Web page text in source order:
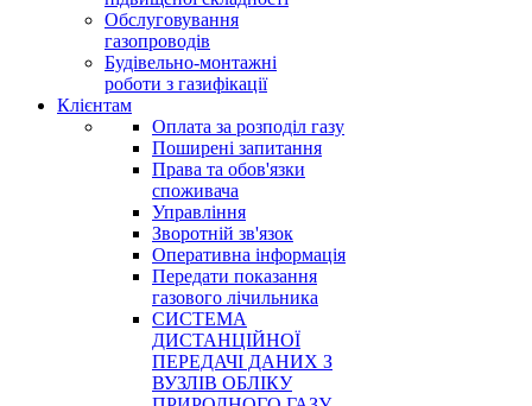
Обслуговування
газопроводів
Будівельно-монтажні
роботи з газифікації
Клієнтам
Оплата за розподіл газу
Поширені запитання
Права та обов'язки
споживача
Управління
Зворотній зв'язок
Оперативна інформація
Передати показання
газового лічильника
СИСТЕМА
ДИСТАНЦІЙНОЇ
ПЕРЕДАЧІ ДАНИХ З
ВУЗЛІВ ОБЛІКУ